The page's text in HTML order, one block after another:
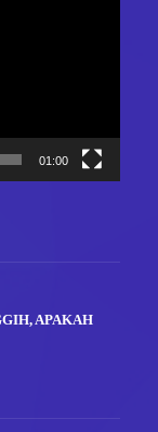
01:00
APAKAH